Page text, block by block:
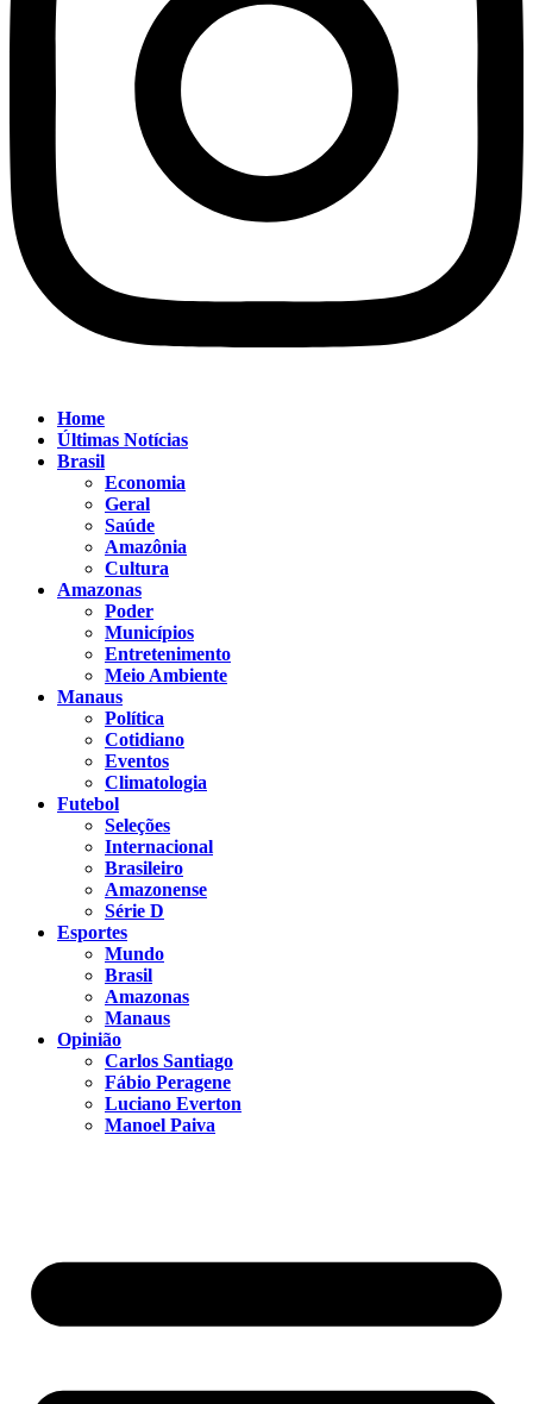
Home
Últimas Notícias
Brasil
Economia
Geral
Saúde
Amazônia
Cultura
Amazonas
Poder
Municípios
Entretenimento
Meio Ambiente
Manaus
Política
Cotidiano
Eventos
Climatologia
Futebol
Seleções
Internacional
Brasileiro
Amazonense
Série D
Esportes
Mundo
Brasil
Amazonas
Manaus
Opinião
Carlos Santiago
Fábio Peragene
Luciano Everton
Manoel Paiva